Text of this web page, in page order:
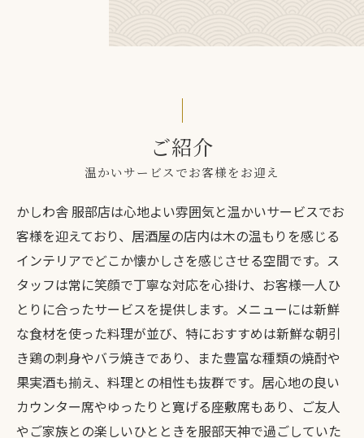
温かいサービスでお客様をお迎え
ご紹介
かしわ舎 服部店は心地よい雰囲気と温かいサービスでお
客様を迎えており、居酒屋の店内は木の温もりを感じる
インテリアでどこか懐かしさを感じさせる空間です。ス
タッフは常に笑顔で丁寧な対応を心掛け、お客様一人ひ
とりに合ったサービスを提供します。メニューには新鮮
な食材を使った料理が並び、特におすすめは新鮮な朝引
き鶏の刺身やバラ焼きであり、また豊富な種類の焼酎や
果実酒も揃え、料理との相性も抜群です。居心地の良い
カウンター席やゆったりと寛げる座敷席もあり、ご友人
やご家族との楽しいひとときを服部天神で過ごしていた